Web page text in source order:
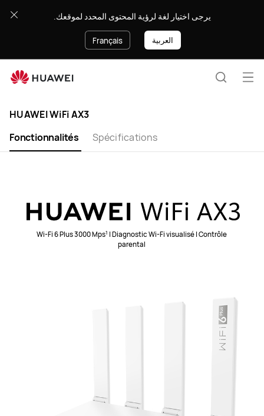
WiFi
يرجى اختيار لغة لرؤية المحتوى المحدد لموقعك.
Français العربية
HUAWEI WiFi AX3
Fonctionnalités
Spécifications
Wi-Fi 6 Plus 3000 Mps1 | Diagnostic Wi-Fi visualisé | Contrôle
parental